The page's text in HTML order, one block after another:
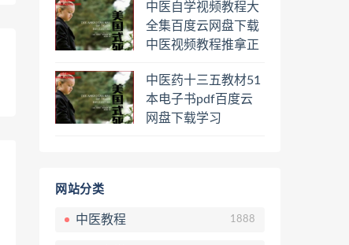
一二三辑合集百度云
网盘下载学习
中医自学视频教程大
全集百度云网盘下载
中医视频教程推拿正
经络脉诊面诊舌诊手
诊私密终身会员百度
网盘共享群
中医药十三五教材51
本电子书pdf百度云
网盘下载学习
网站分类
中医教程 1888